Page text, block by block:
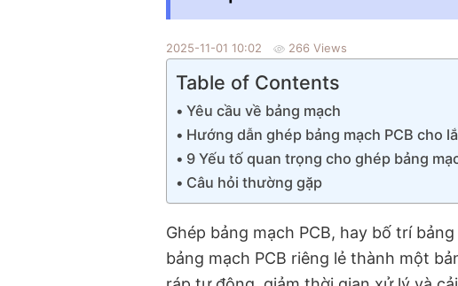
2025-11-01 10:02 266 Views
Table of Contents
Yêu cầu về bảng mạch
Hướng dẫn ghép bảng mạch PCB cho
9 Yếu tố quan trọng cho ghép bảng
Câu hỏi thường gặp
Ghép bảng mạch PCB, hay bố trí
bảng mạch PCB riêng lẻ thành một